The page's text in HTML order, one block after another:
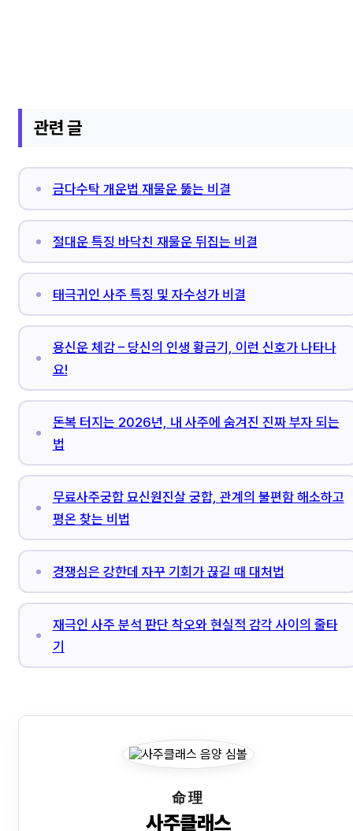
관련 글
금다수탁 개운법 재물운 뚫는 비결
절대운 특징 바닥친 재물운 뒤집는 비결
태극귀인 사주 특징 및 자수성가 비결
용신운 체감 – 당신의 인생 황금기, 이런 신호가 나타나
요!
돈복 터지는 2026년, 내 사주에 숨겨진 진짜 부자 되는
법
무료사주궁합 묘신원진살 궁합, 관계의 불편함 해소하고
평온 찾는 비법
경쟁심은 강한데 자꾸 기회가 끊길 때 대처법
재극인 사주 분석 판단 착오와 현실적 감각 사이의 줄타
기
命理
사주클래스